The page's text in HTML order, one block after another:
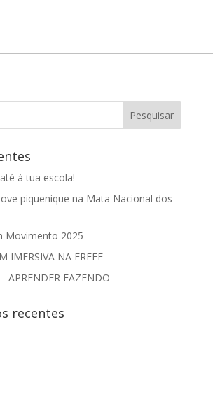
à tua escola!
piquenique na Mata Nacional dos
Movimento 2025
IMERSIVA NA FREEE
APRENDER FAZENDO
recentes